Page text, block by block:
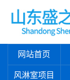
网站首页
风淋室项目